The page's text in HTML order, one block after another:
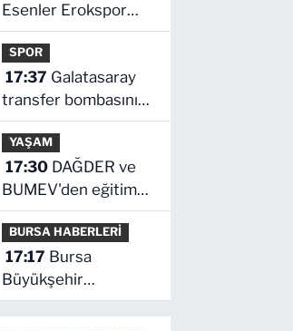
Esenler Erokspor
maçını canlı izle
SPOR
17:37
transfer bombasını
patlattı! Umut Erdem
imzayı attı
YAŞAM
17:30
BUMEV'den eğitim
için güç birliği
BURSA HABERLERİ
17:17
Büyükşehir
Harmancık'ta da